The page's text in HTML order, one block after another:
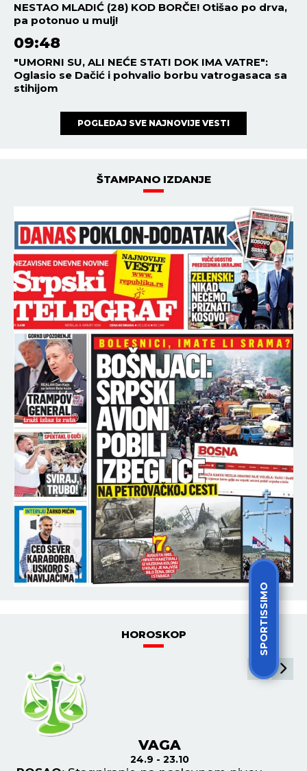
SPORTISSIMO
NESTAO MLADIĆ (28) KOD BORČE! Otišao po drva,
pa potonuo u mulj!
09:48
"UMORNI SU, ALI NEĆE STATI DOK IMA VATRE":
Oglasio se Dačić i pohvalio borbu vatrogasaca sa
stihijom
POGLEDAJ SVE NAJNOVIJE VESTI
ŠTAMPANO IZDANJE
HOROSKOP
VAGA
24.9 - 23.10